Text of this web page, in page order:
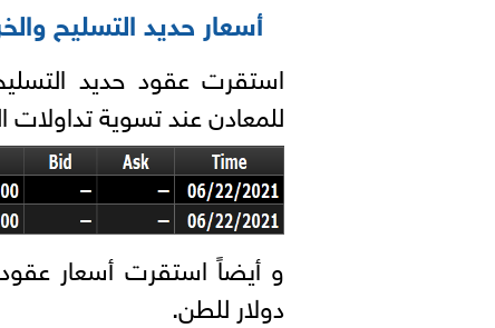
أسعار حديد التسليح
استقرت عقود حديد
للمعادن عند تسوية تداولات الثلاثاء 22 يونيو عند
و أيضاً استقرت أسعار عقود
دولار للطن.